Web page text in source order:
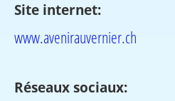
Site internet:
www.avenirauvernier.ch
Réseaux sociaux: